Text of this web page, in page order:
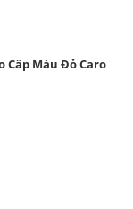
Cấp Màu Đỏ Caro